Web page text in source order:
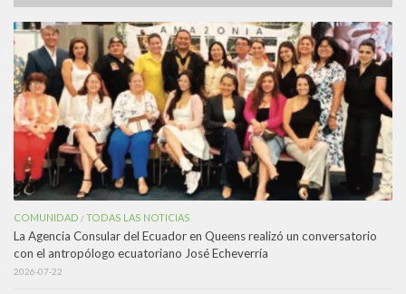
COMUNIDAD /TODAS LAS NOTICIAS
La Agencia Consular del Ecuador en Queens realizó un conversatorio
con el antropólogo ecuatoriano José Echeverría
2026-07-22